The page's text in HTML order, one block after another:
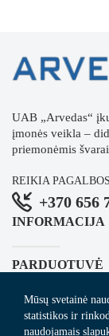
UAB „Arvedas“
įmonės veikla –
priemonėmis
REIKIA
+370 656
INFORMACIJA
PARDUOTUVĖ
Mūsų svetainė
statistikos ir
naudojamais